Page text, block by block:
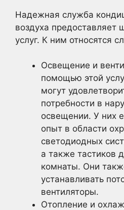
Надежная служба
воздуха предоставляет
услуг. К ним относятся
Освещение и
помощью этой
могут
потребности в
освещении. У них
опыт в области
светодиодных
а также тастиков
комнаты. Они
устанавливать
вентиляторы.
Отопление и